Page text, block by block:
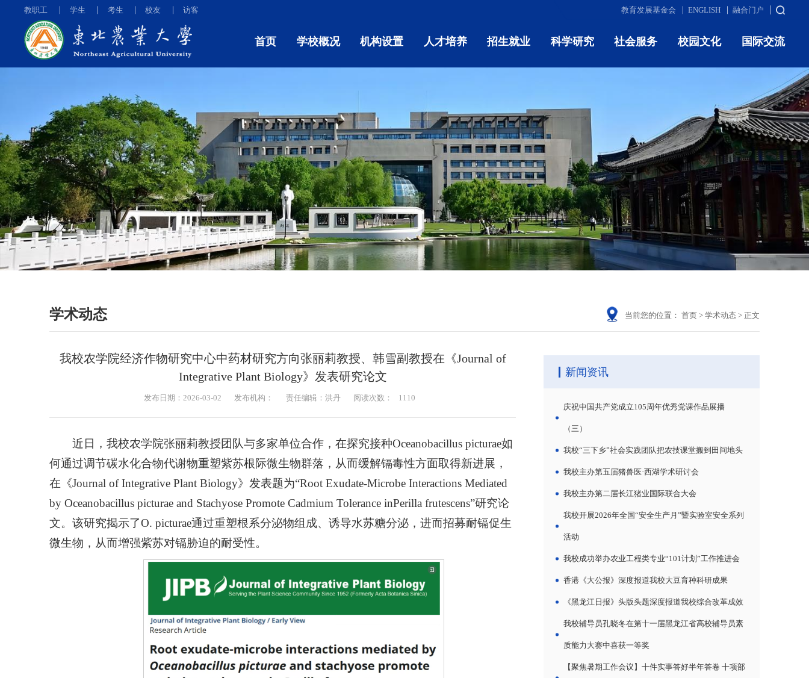
教职工 学生 考生 校友 访客 教育发展基金会 ENGLISH 融合门户
首页 学校概况 机构设置 人才培养 招生就业 科学研究 社会服务 校园文化 国际交流
学术动态 当前您的位置： 首页 > 学术动态 > 正文
我校农学院经济作物研究中心中药材研究方向张丽莉教授、韩雪副教授在《Journal of
Integrative Plant Biology》发表研究论文
发布日期：2026-03-02 发布机构： 责任编辑：洪丹 阅读次数： 1110
近日，我校农学院张丽莉教授团队与多家单位合作，在探究接种Oceanobacillus picturae如
何通过调节碳水化合物代谢物重塑紫苏根际微生物群落，从而缓解镉毒性方面取得新进展，
在《Journal of Integrative Plant Biology》发表题为“Root Exudate‑Microbe Interactions Mediated
by Oceanobacillus picturae and Stachyose Promote Cadmium Tolerance inPerilla frutescens”研究论
文。该研究揭示了O. picturae通过重塑根系分泌物组成、诱导水苏糖分泌，进而招募耐镉促生
微生物，从而增强紫苏对镉胁迫的耐受性。
新闻资讯
庆祝中国共产党成立105周年优秀党课作品展播
（三）
我校“三下乡”社会实践团队把农技课堂搬到田间地头
我校主办第五届猪兽医·西湖学术研讨会
我校主办第二届长江猪业国际联合大会
我校开展2026年全国“安全生产月”暨实验室安全系列
活动
我校成功举办农业工程类专业“101计划”工作推进会
香港《大公报》深度报道我校大豆育种科研成果
《黑龙江日报》头版头题深度报道我校综合改革成效
我校辅导员孔晓冬在第十一届黑龙江省高校辅导员素
质能力大赛中喜获一等奖
【聚焦暑期工作会议】十件实事答好半年答卷 十项部